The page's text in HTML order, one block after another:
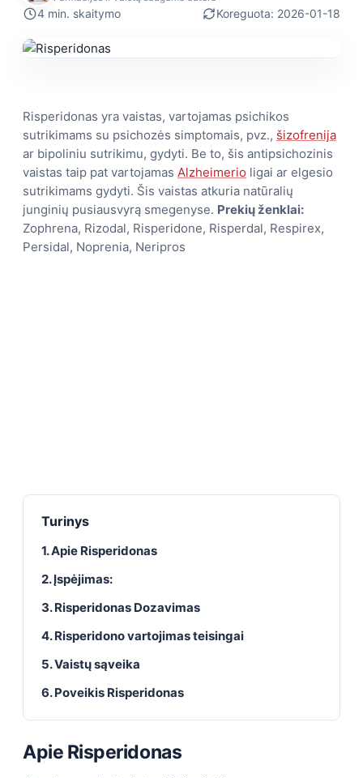
4 min. skaitymo
Koreguota: 2026-01-18
Risperidonas yra vaistas, vartojamas psichikos
sutrikimams su psichozės simptomais, pvz., šizofrenija
ar bipoliniu sutrikimu, gydyti. Be to, šis antipsichozinis
vaistas taip pat vartojamas Alzheimerio ligai ar elgesio
sutrikimams gydyti. Šis vaistas atkuria natūralių
junginių pusiausvyrą smegenyse. Prekių ženklai:
Zophrena, Rizodal, Risperidone, Risperdal, Respirex,
Persidal, Noprenia, Neripros
Turinys
1. Apie Risperidonas
2. Įspėjimas:
3. Risperidonas Dozavimas
4. Risperidono vartojimas teisingai
5. Vaistų sąveika
6. Poveikis Risperidonas
Apie Risperidonas